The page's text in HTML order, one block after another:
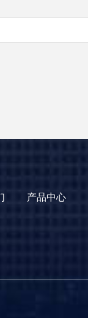
产品中心